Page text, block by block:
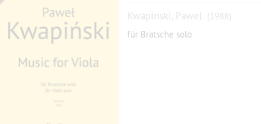
Kwapinski, Pawel (1988)
für Bratsche solo